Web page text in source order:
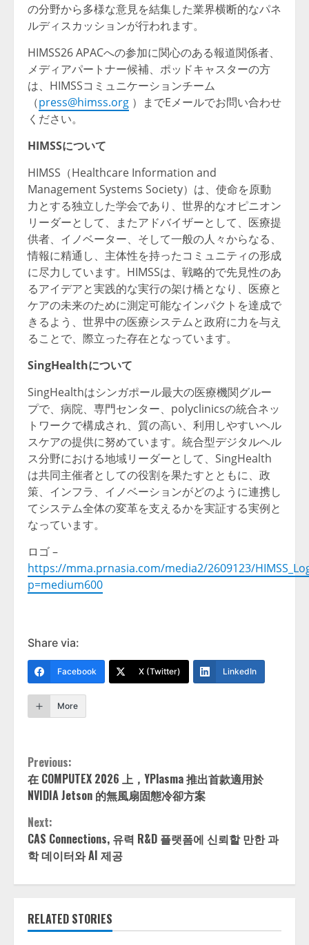
の分野から多様な意見を結集した業界横断的なパネ
ルディスカッションが行われます。
HIMSS26 APACへの参加に関心のある報道関係者、
メディアパートナー候補、ポッドキャスターの方
は、HIMSSコミュニケーションチーム
（press@himss.org ）までEメールでお問い合わせ
ください。
HIMSSについて
HIMSS（Healthcare Information and
Management Systems Society）は、使命を原動
力とする独立した学会であり、世界的なオピニオン
リーダーとして、またアドバイザーとして、医療提
供者、イノベーター、そして一般の人々からなる、
情報に精通し、主体性を持ったコミュニティの形成
に尽力しています。HIMSSは、戦略的で先見性のあ
るアイデアと実践的な実行の架け橋となり、医療と
ケアの未来のために測定可能なインパクトを達成で
きるよう、世界中の医療システムと政府に力を与え
ることで、際立った存在となっています。
SingHealthについて
SingHealthはシンガポール最大の医療機関グルー
プで、病院、専門センター、polyclinicsの統合ネッ
トワークで構成され、質の高い、利用しやすいヘル
スケアの提供に努めています。統合型デジタルヘル
ス分野における地域リーダーとして、SingHealth
は共同主催者としての役割を果たすとともに、政
策、インフラ、イノベーションがどのように連携し
てシステム全体の変革を支えるかを実証する実例と
なっています。
ロゴ –
https://mma.prnasia.com/media2/2609123/
p=medium600
Share via:
Facebook X (Twitter) LinkedIn
More
Continue
Reading
Previous:
在 COMPUTEX 2026 上，YPlasma 推出首款適用於
NVIDIA Jetson 的無風扇固態冷卻方案
Next:
CAS Connections, 유력 R&D 플랫폼에 신뢰할 만한 과
학 데이터와 AI 제공
RELATED STORIES